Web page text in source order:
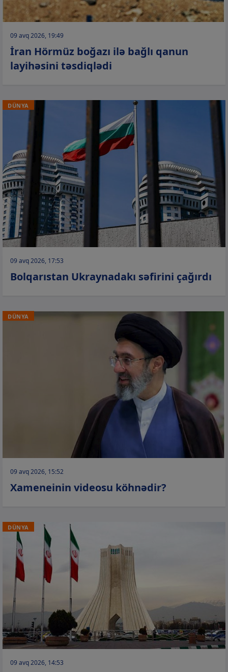
09 avq 2026, 19:49
İran Hörmüz boğazı ilə bağlı qanun
layihəsini təsdiqlədi
DÜNYA
09 avq 2026, 17:53
Bolqarıstan Ukraynadakı səfirini çağırdı
DÜNYA
09 avq 2026, 15:52
Xameneinin videosu köhnədir?
DÜNYA
09 avq 2026, 14:53